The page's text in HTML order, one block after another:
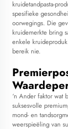
kruidetandpasta-
spesifieke
oorwegings. Die
kruidemerkte bring
enkele
bereik nie.
‘n Ander faktor wat
suksesvolle
mond- en
weerspieëling van